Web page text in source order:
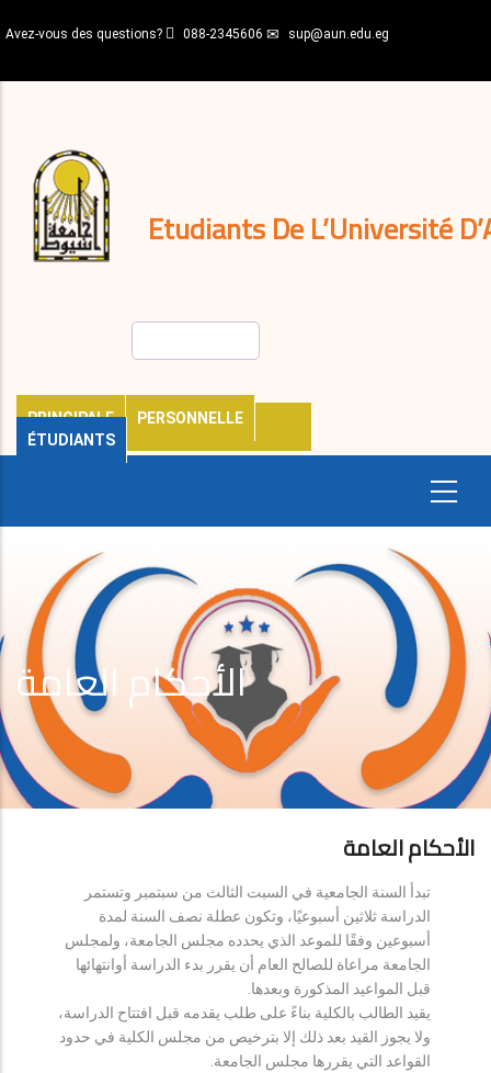
au
principal
Avez-vous des questions? 088-2345606 sup@aun.edu.eg
Etudiants De L’Université
PRINCIPALE
PERSONNELLE
ÉTUDIANTS
décisions
Expatriés
Journal
الأحكام العامة
الأحكام العامة
تبدأ السنة الجامعية في السبت الثالث من سبتمبر وتستمر
الدراسة ثلاثين أسبوعيًا، وتكون عطلة نصف السنة لمدة
أسبوعين وفقًا للموعد الذي يحدده مجلس الجامعة، ولمجلس
الجامعة مراعاة للصالح العام أن يقرر بدء الدراسة أوانتهائها
قبل المواعيد المذكورة وبعدها.
يقيد الطالب بالكلية بناءً على طلب يقدمه قبل افتتاح الدراسة،
ولا يجوز القيد بعد ذلك إلا بترخيص من مجلس الكلية في حدود
القواعد التي يقررها مجلس الجامعة.